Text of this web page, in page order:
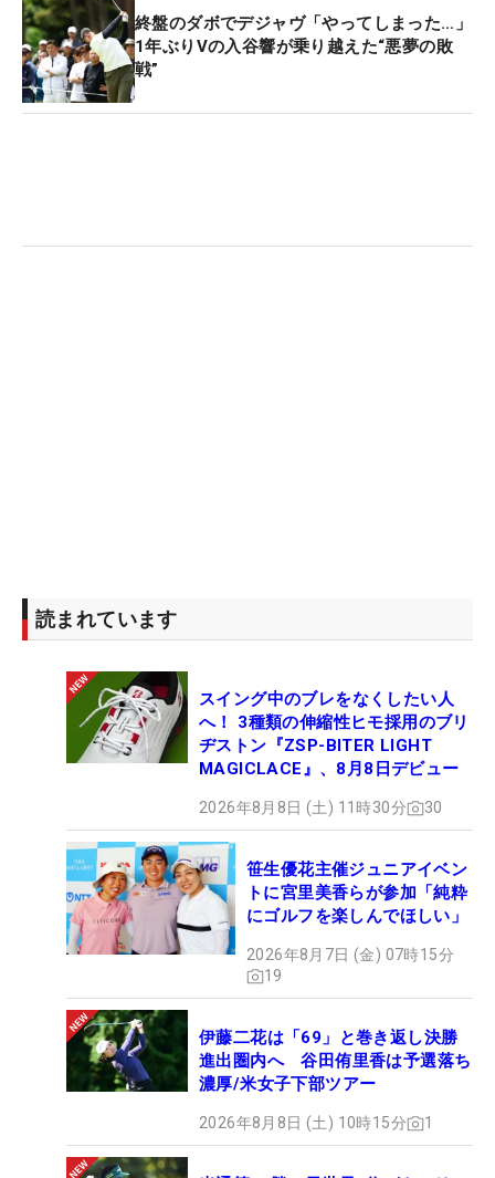
1.過去10年間の全米女子オープン覇者
笹生優花
2.昨年の全米女子オープントップ10
18.出場資格を持たない、5月25日付の世界ランキン
グ上位75人
桑木志帆
20.予選会通過者など
後藤未有、高橋彩華、尾関彩美悠、吉田優利
終盤のダボでデジャヴ「やってしまった…」
1年ぶりVの入谷響が乗り越えた“悪夢の敗
戦”
読まれています
スイング中のブレをなくしたい人
へ！ 3種類の伸縮性ヒモ採用のブリ
ヂストン『ZSP-BITER LIGHT
MAGICLACE』、8月8日デビュー
2026年8月8日 (土) 11時30分 30
笹生優花主催ジュニアイベン
トに宮里美香らが参加「純粋
にゴルフを楽しんでほしい」
2026年8月7日 (金) 07時15分
19
伊藤二花は「69」と巻き返し決勝
進出圏内へ 谷田侑里香は予選落ち
濃厚/米女子下部ツアー
2026年8月8日 (土) 10時15分 1